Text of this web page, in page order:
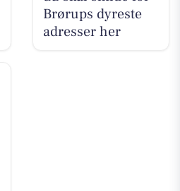
Brørups dyreste
adresser her